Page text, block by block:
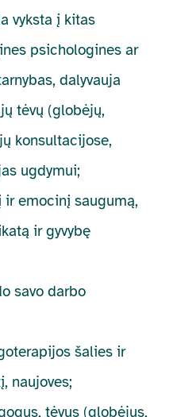
vyksta į kitas
psichologines ar
dalyvauja
tėvų (globėjų,
konsultacijose,
ugdymui;
emocinį saugumą,
ir gyvybę
savo darbo
šalies ir
naujoves;
tėvus (globėjus,